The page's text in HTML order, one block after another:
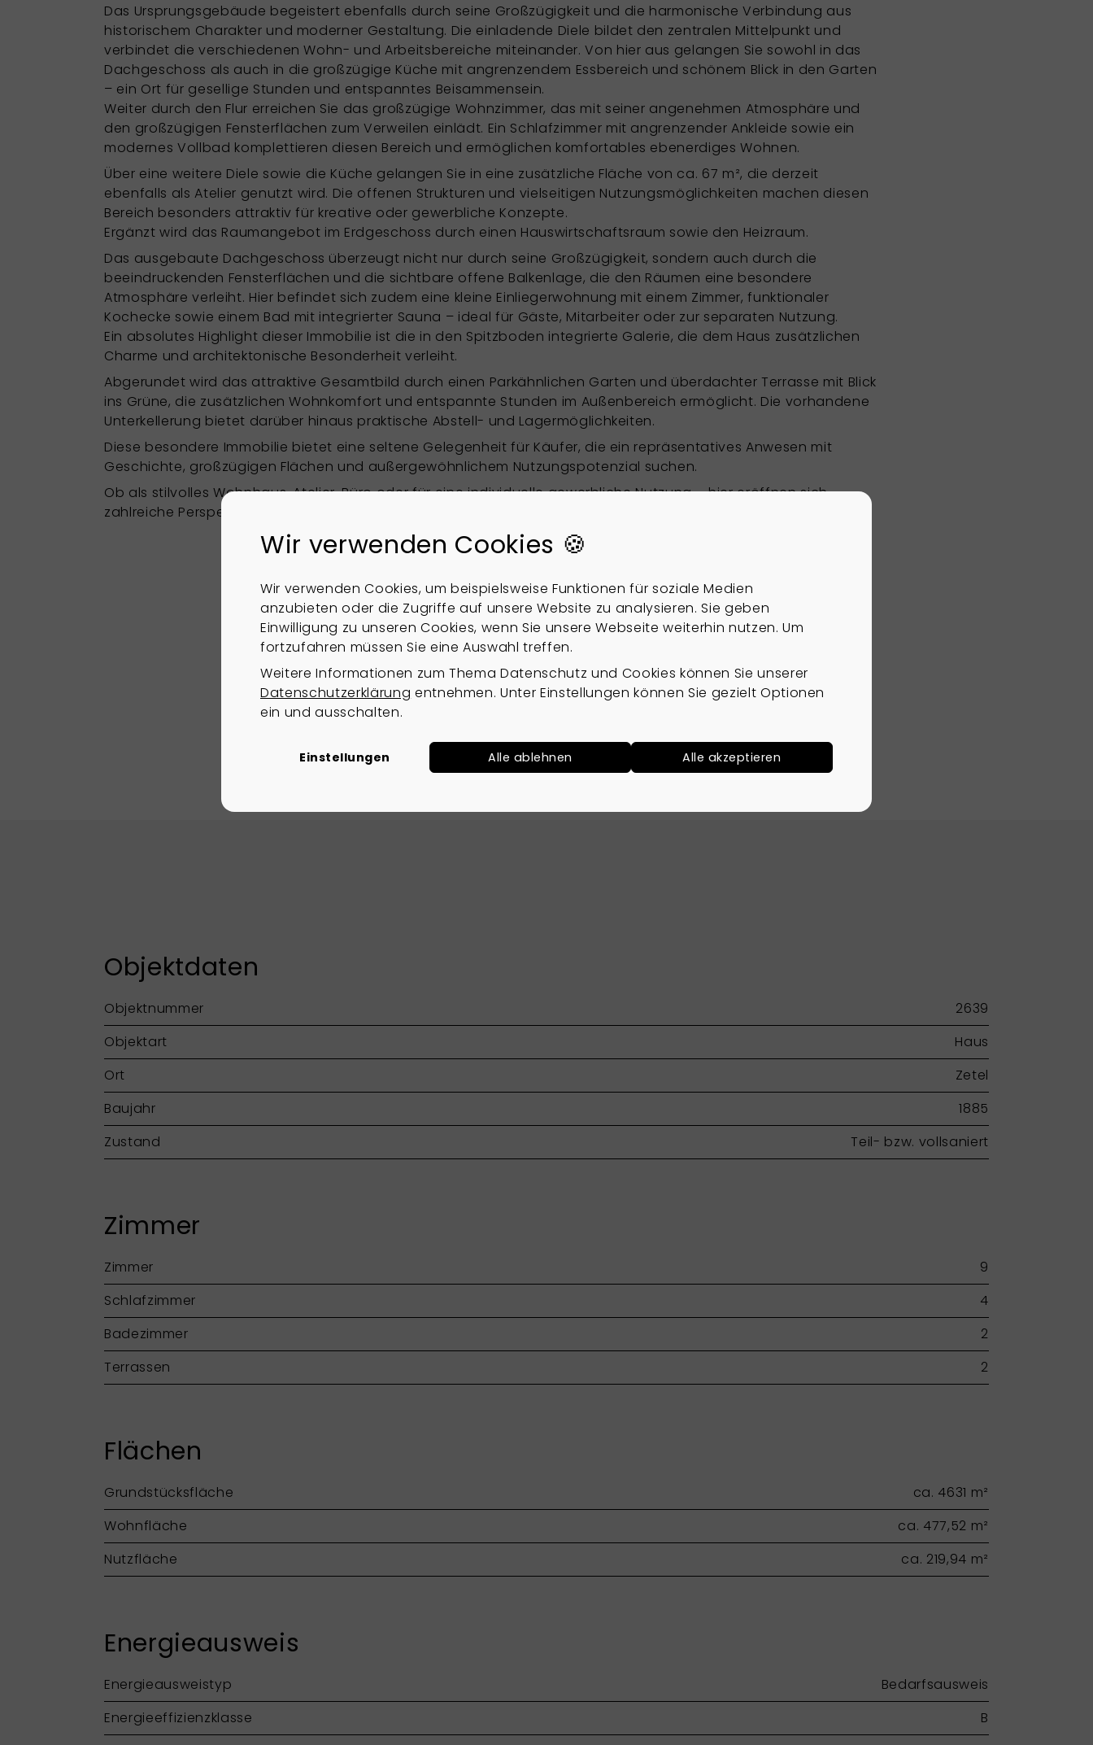
Das Ursprungsgebäude begeistert ebenfalls durch seine Großzügigkeit und die harmonische Verbindung aus
historischem Charakter und moderner Gestaltung. Die einladende Diele bildet den zentralen Mittelpunkt und
verbindet die verschiedenen Wohn- und Arbeitsbereiche miteinander. Von hier aus gelangen Sie sowohl in das
Dachgeschoss als auch in die großzügige Küche mit angrenzendem Essbereich und schönem Blick in den Garten
– ein Ort für gesellige Stunden und entspanntes Beisammensein.
Weiter durch den Flur erreichen Sie das großzügige Wohnzimmer, das mit seiner angenehmen Atmosphäre und
den großzügigen Fensterflächen zum Verweilen einlädt. Ein Schlafzimmer mit angrenzender Ankleide sowie ein
modernes Vollbad komplettieren diesen Bereich und ermöglichen komfortables ebenerdiges Wohnen.
Über eine weitere Diele sowie die Küche gelangen Sie in eine zusätzliche Fläche von ca. 67 m², die derzeit
ebenfalls als Atelier genutzt wird. Die offenen Strukturen und vielseitigen Nutzungsmöglichkeiten machen diesen
Bereich besonders attraktiv für kreative oder gewerbliche Konzepte.
Ergänzt wird das Raumangebot im Erdgeschoss durch einen Hauswirtschaftsraum sowie den Heizraum.
Das ausgebaute Dachgeschoss überzeugt nicht nur durch seine Großzügigkeit, sondern auch durch die
beeindruckenden Fensterflächen und die sichtbare offene Balkenlage, die den Räumen eine besondere
Atmosphäre verleiht. Hier befindet sich zudem eine kleine Einliegerwohnung mit einem Zimmer, funktionaler
Kochecke sowie einem Bad mit integrierter Sauna – ideal für Gäste, Mitarbeiter oder zur separaten Nutzung.
Ein absolutes Highlight dieser Immobilie ist die in den Spitzboden integrierte Galerie, die dem Haus zusätzlichen
Charme und architektonische Besonderheit verleiht.
Abgerundet wird das attraktive Gesamtbild durch einen Parkähnlichen Garten und überdachter Terrasse mit Blick
ins Grüne, die zusätzlichen Wohnkomfort und entspannte Stunden im Außenbereich ermöglicht. Die vorhandene
Unterkellerung bietet darüber hinaus praktische Abstell- und Lagermöglichkeiten.
Diese besondere Immobilie bietet eine seltene Gelegenheit für Käufer, die ein repräsentatives Anwesen mit
Geschichte, großzügigen Flächen und außergewöhnlichem Nutzungspotenzial suchen.
Ob als stilvolles Wohnhaus, Atelier, Büro oder für eine individuelle gewerbliche Nutzung – hier eröffnen sich
zahlreiche Perspektiven in attraktiver Lage von Zetel.
Mehr anzeigen
Objektdaten
Objektnummer
2639
Objektart
Haus
Ort
Zetel
Baujahr
1885
Zustand
Teil- bzw. vollsaniert
Zimmer
Zimmer
9
Schlafzimmer
4
Badezimmer
2
Terrassen
2
Flächen
Grundstücksfläche
ca. 4631 m²
Wohnfläche
ca. 477,52 m²
Nutzfläche
ca. 219,94 m²
Energieausweis
Energieausweistyp
Bedarfsausweis
Energieeffizienzklasse
B
Wir verwenden Cookies 🍪
Wir verwenden Cookies, um beispielsweise Funktionen für soziale Medien
anzubieten oder die Zugriffe auf unsere Website zu analysieren. Sie geben
Einwilligung zu unseren Cookies, wenn Sie unsere Webseite weiterhin nutzen. Um
fortzufahren müssen Sie eine Auswahl treffen.
Weitere Informationen zum Thema Datenschutz und Cookies können Sie unserer
Datenschutzerklärung entnehmen. Unter Einstellungen können Sie gezielt Optionen
ein und ausschalten.
Einstellungen Alle ablehnen Alle akzeptieren